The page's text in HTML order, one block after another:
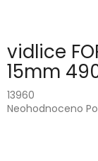
vidlice
15mm
13960
Průměrné
Neohodnoceno